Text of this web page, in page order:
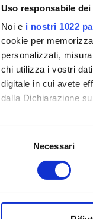
Uso responsabile
Noi e i nostri 1022
cookie per
personalizzati,
chi utilizza i vostri
digitale in cui avete
dalla Dichiarazione
Con il tuo consenso,
raccogliere
digitali).
modificare o ritirare il
Necessari